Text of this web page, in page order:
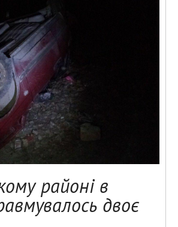
районі в
двоє